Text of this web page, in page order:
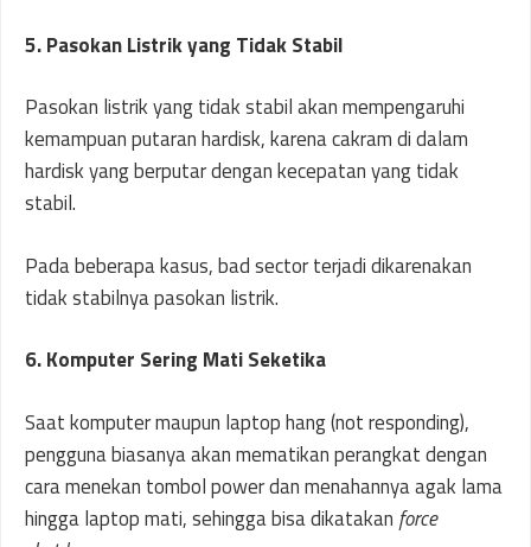
5. Pasokan Listrik yang Tidak Stabil
Pasokan listrik yang tidak stabil akan mempengaruhi
kemampuan putaran hardisk, karena cakram di dalam
hardisk yang berputar dengan kecepatan yang tidak
stabil.
Pada beberapa kasus, bad sector terjadi dikarenakan
tidak stabilnya pasokan listrik.
6. Komputer Sering Mati Seketika
Saat komputer maupun laptop hang (not responding),
pengguna biasanya akan mematikan perangkat dengan
cara menekan tombol power dan menahannya agak lama
hingga laptop mati, sehingga bisa dikatakan force